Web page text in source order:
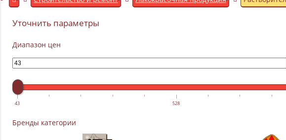
Уточнить параметры
Диапазон цен
43 528
Бренды категории